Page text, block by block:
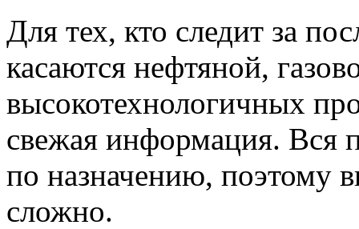
Для тех, кто следит за
касаются нефтяной,
высокотехнологичных
свежая информация. Вся
по назначению, поэтому
сложно.